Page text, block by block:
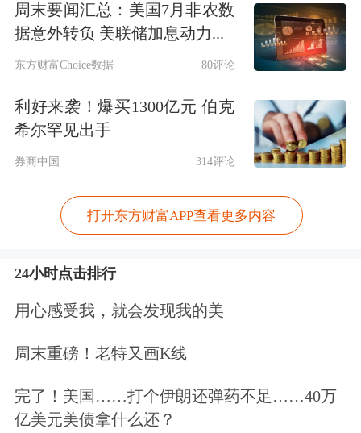
据介绍，上海图灵智造机器人股份有限
公司成立于2007年9月10日，其经营范
动控制系统装置制造与销售等多个领
域。截至公告披露日，威贸电子与图灵
方正证券认为，上半年威贸电子继续深
耕智能电动、
期增长带来强动能。
创远信科“双线”布局
周末要闻汇总：美国7月非农数
据意外转负 美联储加息动力...
东方财富Choice数据 80评论
利好来袭！爆买1300亿元 伯克
希尔罕见出手
券商中国 314评论
打开东方财富APP查看更多内容
24小时点击排行
用心感受我，就会发现我的美
周末重磅！老特又画K线
完了！美国……打个伊朗还弹药不足……40万
亿美元美债拿什么还？